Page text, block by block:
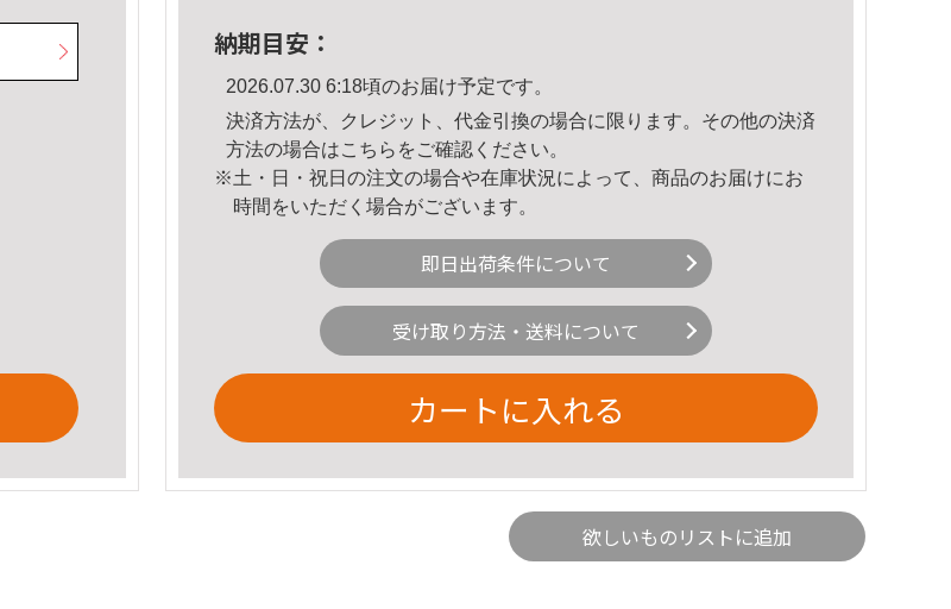
納期目安：
2026.07.30 6:18頃のお届け予定です。
決済方法が、クレジット、代金引換の場合に限ります。その他の決済
方法の場合はこちら をご確認ください。
※土・日・祝日の注文の場合や在庫状況によって、商品のお届けにお
時間をいただく場合がございます。
即日出荷条件について
受け取り方法・送料について
カートに入れる
欲しいものリストに追加